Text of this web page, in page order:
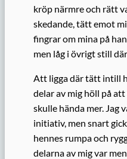
kröp närmre och rätt
skedande, tätt emot
fingrar om mina på
men låg i övrigt still där.
Att ligga där tätt intill
delar av mig höll på
skulle hända mer. Jag
initiativ, men snart
hennes rumpa och
delarna av mig var